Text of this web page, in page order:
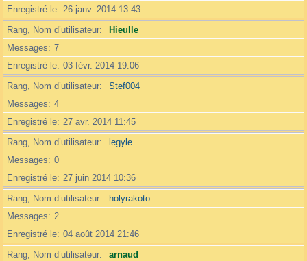
Enregistré le 26 janv. 2014 13:43
Rang, Nom d’utilisateur
Hieulle
Messages
7
Enregistré le 03 févr. 2014 19:06
Rang, Nom d’utilisateur
Stef004
Messages
4
Enregistré le 27 avr. 2014 11:45
Rang, Nom d’utilisateur
legyle
Messages
0
Enregistré le 27 juin 2014 10:36
Rang, Nom d’utilisateur
holyrakoto
Messages
2
Enregistré le 04 août 2014 21:46
Rang, Nom d’utilisateur
arnaud